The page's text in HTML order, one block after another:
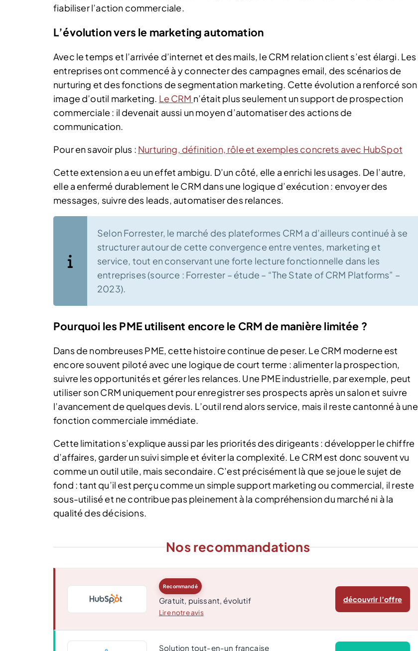
fiabiliser l’action commerciale.
L’évolution vers le marketing automation
Avec le temps et l’arrivée d’internet et des mails, le CRM relation client s’est élargi. Les
entreprises ont commencé à y connecter des campagnes email, des scénarios de
nurturing et des fonctions de segmentation marketing. Cette évolution a renforcé son
image d’outil marketing. Le CRM n’était plus seulement un support de prospection
commerciale : il devenait aussi un moyen d’automatiser des actions de
communication.
Pour en savoir plus : Nurturing, définition, rôle et exemples concrets avec HubSpot
Cette extension a eu un effet ambigu. D’un côté, elle a enrichi les usages. De l’autre,
elle a enfermé durablement le CRM dans une logique d’exécution : envoyer des
messages, suivre des leads, automatiser des relances.
Selon Forrester, le marché des plateformes CRM a d’ailleurs continué à se
structurer autour de cette convergence entre ventes, marketing et
service, tout en conservant une forte lecture fonctionnelle dans les
entreprises (source : Forrester – étude – “The State of CRM Platforms” –
2023).
Pourquoi les PME utilisent encore le CRM de manière limitée ?
Dans de nombreuses PME, cette histoire continue de peser. Le CRM moderne est
encore souvent piloté avec une logique de court terme : alimenter la prospection,
suivre les opportunités et gérer les relances. Une PME industrielle, par exemple, peut
utiliser son CRM uniquement pour enregistrer ses prospects après un salon et suivre
l’avancement de quelques devis. L’outil rend alors service, mais il reste cantonné à une
fonction commerciale immédiate.
Cette limitation s’explique aussi par les priorités des dirigeants : développer le chiffre
d’affaires, garder un suivi simple et éviter la complexité. Le CRM est donc souvent vu
comme un outil utile, mais secondaire. C’est précisément là que se joue le sujet de
fond : tant qu’il est perçu comme un simple support marketing ou commercial, il reste
sous-utilisé et ne contribue pas pleinement à la compréhension du marché ni à la
qualité des décisions.
Nos recommandations
Recommandé
Gratuit, puissant, évolutif
Lire notre avis
découvrir l’offre
Solution tout-en-un française